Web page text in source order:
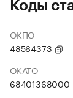
Коды
ОКПО
48564373
ОКАТО
68401368000